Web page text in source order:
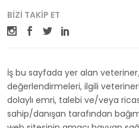
BIZI TAKIP ET
İş bu sayfada yer alan
değerlendirmeleri, ilgili
dolaylı emri, talebi ve/veya
sahip/danışan tarafından